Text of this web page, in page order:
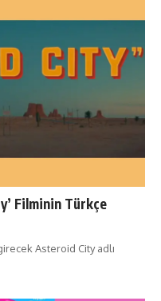
Filminin Türkçe
Asteroid City adlı